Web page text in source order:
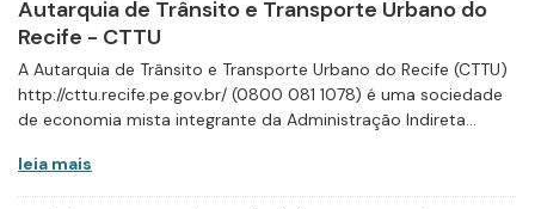
Autarquia de Trânsito e Transporte Urbano do
Recife - CTTU
A Autarquia de Trânsito e Transporte Urbano do Recife (CTTU)
http://cttu.recife.pe.gov.br/ (0800 081 1078) é uma sociedade
de economia mista integrante da Administração Indireta...
leia mais